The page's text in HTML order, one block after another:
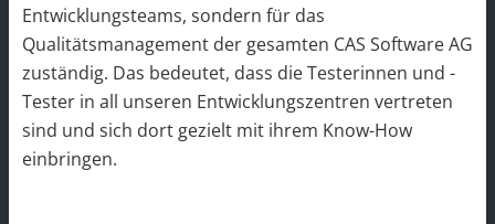
Entwicklungsteams, sondern für das
Qualitätsmanagement der gesamten CAS Software AG
zuständig. Das bedeutet, dass die Testerinnen und -
Tester in all unseren Entwicklungszentren vertreten
sind und sich dort gezielt mit ihrem Know-How
einbringen.